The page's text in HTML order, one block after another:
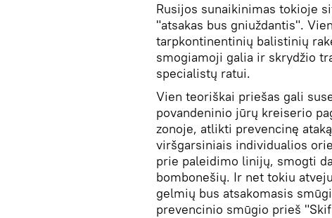
Rusijos sunaikinimas tokioje
"atsakas bus gniuždantis".
tarpkontinentinių balistinių
smogiamoji galia ir skrydžio
specialistų ratui.
Vien teoriškai priešas gali
povandeninio jūrų kreiserio
zonoje, atlikti prevencinę
viršgarsiniais individualios
prie paleidimo linijų, smogti
bombonešių. Ir net tokiu
gelmių bus atsakomasis
prevencinio smūgio prieš